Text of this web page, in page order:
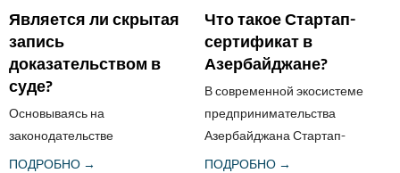
Является ли скрытая
запись
доказательством в
суде?
Основываясь на
законодательстве
Азербайджанской Республики и
ПОДРОБНО →
Что такое Стартап-
сертификат в
Азербайджане?
В современной экосистеме
предпринимательства
Азербайджана Стартап-
сертификат является
ПОДРОБНО →